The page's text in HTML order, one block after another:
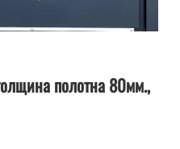
полотна 80мм.,